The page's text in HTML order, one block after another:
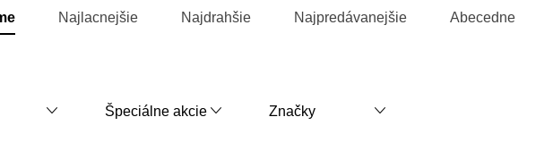
Najlacnejšie Najdrahšie Najpredávanejšie Abecedne
Špeciálne akcie Značky